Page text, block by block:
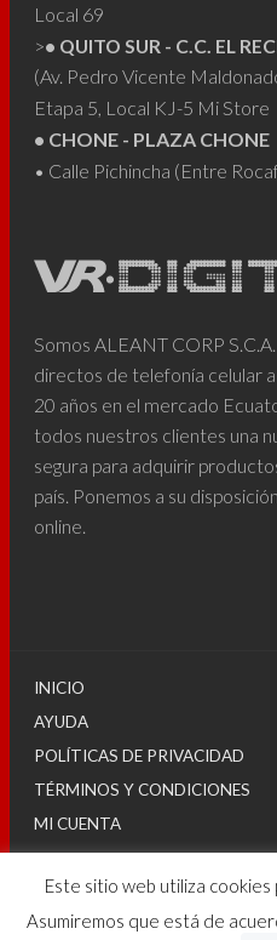
Local 69
>• QUITO SUR - C.C. EL
(Av. Pedro Vicente
Etapa 5, Local KJ-5 Mi Store
• CHONE - PLAZA CHONE
• Calle Pichincha (Entre
Somos ALEANT CORP
directos de telefonía celular
20 años en el mercado
todos nuestros clientes una
segura para adquirir
país. Ponemos a su
online.
INICIO
AYUDA
POLÍTICAS DE PRIVACIDAD
TÉRMINOS Y CONDICIONES
MI CUENTA
©
Este sitio web utiliza
Asumiremos que está de